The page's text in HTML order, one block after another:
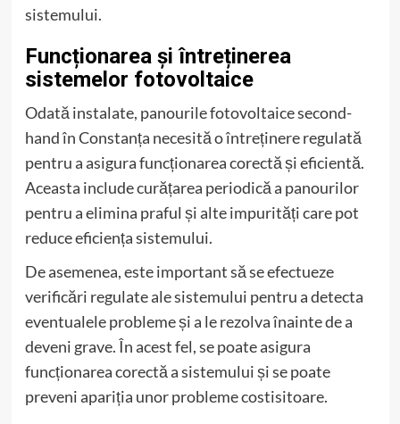
sistemului.
Funcționarea și întreținerea
sistemelor fotovoltaice
Odată instalate, panourile fotovoltaice second-
hand în Constanța necesită o întreținere regulată
pentru a asigura funcționarea corectă și eficientă.
Aceasta include curățarea periodică a panourilor
pentru a elimina praful și alte impurități care pot
reduce eficiența sistemului.
De asemenea, este important să se efectueze
verificări regulate ale sistemului pentru a detecta
eventualele probleme și a le rezolva înainte de a
deveni grave. În acest fel, se poate asigura
funcționarea corectă a sistemului și se poate
preveni apariția unor probleme costisitoare.